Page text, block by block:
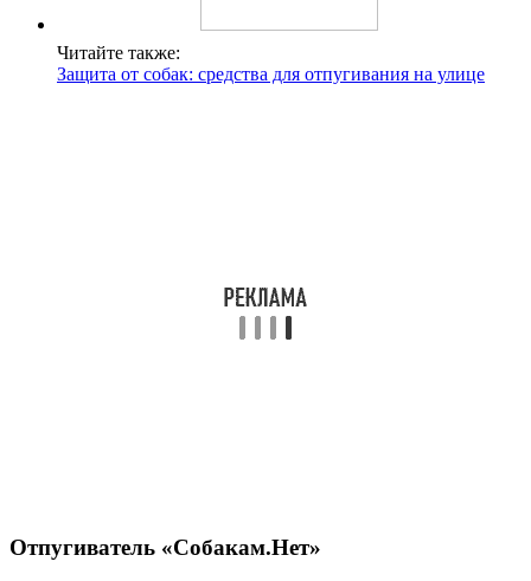
Читайте также:
Защита от собак: средства для отпугивания на улице
Отпугиватель «Собакам.Нет»